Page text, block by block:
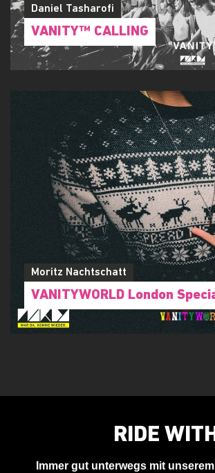
Daniel Tasharofi
VANITY™ CALLING
Moritz Nachtschatt
VANITYWORLD London
RIDE
Immer gut unterwegs mit